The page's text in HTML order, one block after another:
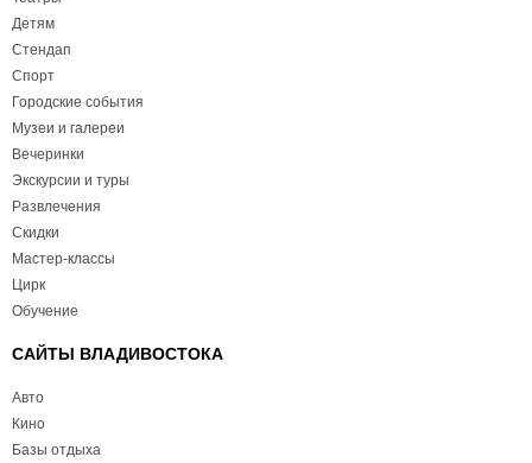
Детям
Стендап
Спорт
Городские события
Музеи и галереи
Вечеринки
Экскурсии и туры
Развлечения
Скидки
Мастер-классы
Цирк
Обучение
САЙТЫ ВЛАДИВОСТОКА
Авто
Кино
Базы отдыха